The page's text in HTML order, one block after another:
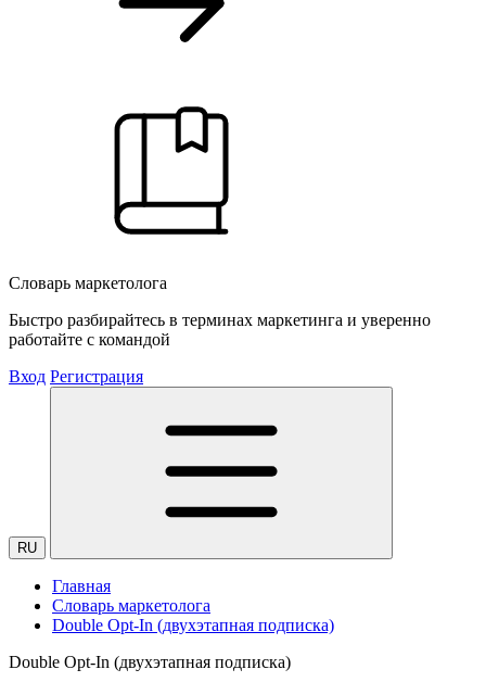
Словарь маркетолога
Быстро разбирайтесь в терминах маркетинга и уверенно
работайте с командой
Вход Регистрация
RU
Главная
Словарь маркетолога
Double Opt-In (двухэтапная подписка)
Double Opt-In (двухэтапная подписка)